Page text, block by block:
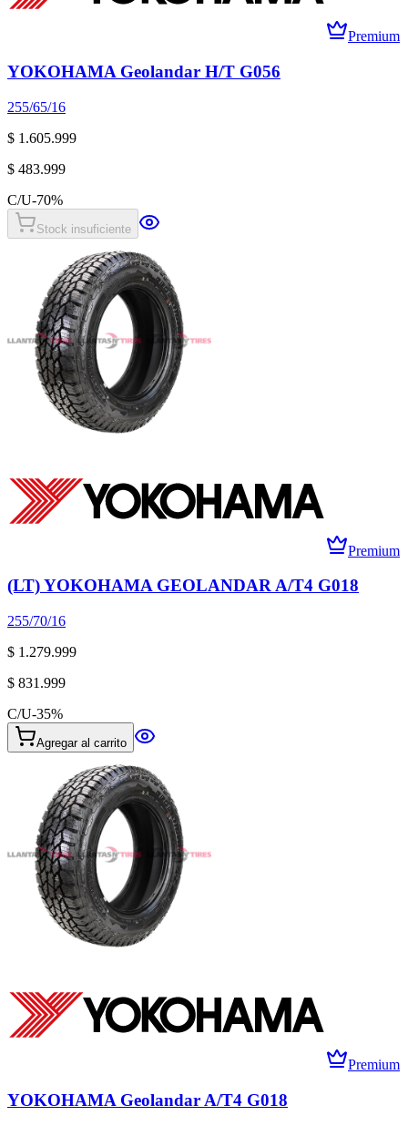
Premium
YOKOHAMA Geolandar H/T G056
255/65/16
$ 1.605.999
$ 483.999
C/U-70%
Stock insuficiente
Premium
(LT) YOKOHAMA GEOLANDAR A/T4 G018
255/70/16
$ 1.279.999
$ 831.999
C/U-35%
Agregar al carrito
Premium
YOKOHAMA Geolandar A/T4 G018